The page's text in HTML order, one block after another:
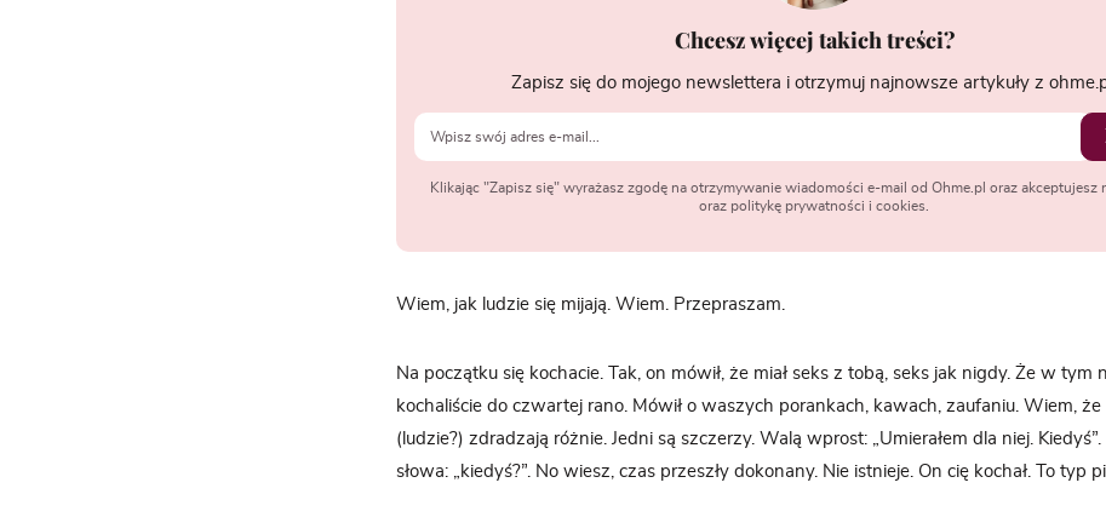
Chcesz więcej takich treści?
Zapisz się do mojego newslettera i otrzymuj najnowsze artykuły z
Klikając "Zapisz się" wyrażasz zgodę na otrzymywanie wiadomości e-mail od Ohme.pl oraz akceptujesz
oraz politykę prywatności i cookies.
Wiem, jak ludzie się mijają. Wiem. Przepraszam.
Na początku się kochacie. Tak, on mówił, że miał seks z tobą, seks jak nigdy. Że w tym
kochaliście do czwartej rano. Mówił o waszych porankach, kawach, zaufaniu. Wiem,
(ludzie?) zdradzają różnie. Jedni są szczerzy. Walą wprost: „Umierałem dla niej.
słowa: „kiedyś?”. No wiesz, czas przeszły dokonany. Nie istnieje. On cię kochał. To typ